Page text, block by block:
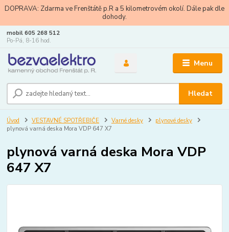
DOPRAVA: Zdarma ve Frenštátě p.R a 5 kilometrovém okolí. Dále pak dle
dohody.
Menu
Hledat
mobil 605 268 512
Po-Pá, 8-16 hod.
Úvod VESTAVNÉ SPOTŘEBIČE Varné desky
plynové desky
plynová varná deska Mora VDP 647 X7
plynová varná deska Mora VDP
647 X7